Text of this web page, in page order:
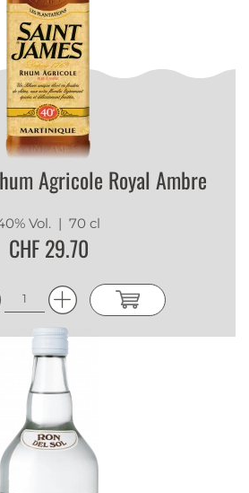
Agricole Royal Ambre
Vol. | 70 cl
CHF 29.70